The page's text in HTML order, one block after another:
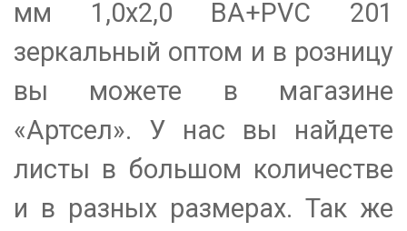
мм 1,0х2,0 BA+PVC 201
зеркальный оптом и в розницу
вы можете в магазине
«Артсел». У нас вы найдете
листы в большом количестве
и в разных размерах. Так же